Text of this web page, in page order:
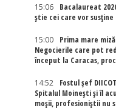
15:06
Bacalaureat
știe cei care vor susține
15:00
Prima mare
Negocierile care pot
început la Caracas,
14:52
Fostul șef
Spitalul Moinești și îl
moșii, profesioniștii nu